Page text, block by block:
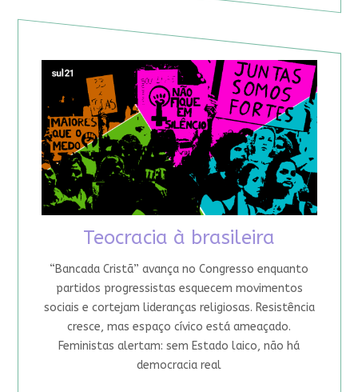
Teocracia à brasileira
“Bancada Cristã” avança no Congresso enquanto
partidos progressistas esquecem movimentos
sociais e cortejam lideranças religiosas. Resistência
cresce, mas espaço cívico está ameaçado.
Feministas alertam: sem Estado laico, não há
democracia real